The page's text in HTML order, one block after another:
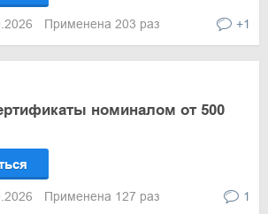
Применена 203 раз +1
номиналом от 500
Применена 127 раз 1